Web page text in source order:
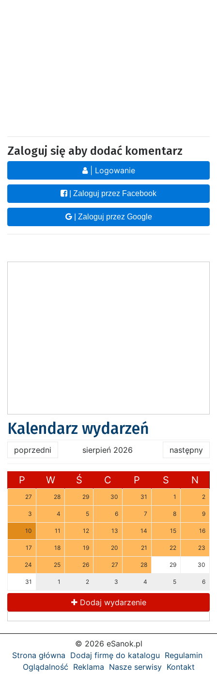
Zaloguj się aby dodać komentarz
| Logowanie
| Zaloguj przez Facebook
| Zaloguj przez Google
Kalendarz wydarzeń
poprzedni sierpień 2026 następny
P W Ś C P S N
27 28 29 30 31 1 2
3 4 5 6 7 8 9
10 11 12 13 14 15 16
17 18 19 20 21 22 23
24 25 26 27 28 29 30
31 1 2 3 4 5 6
Dodaj wydarzenie
© 2026 eSanok.pl
Strona główna Dodaj firmę do katalogu Regulamin
Oglądalność Reklama Nasze serwisy Kontakt